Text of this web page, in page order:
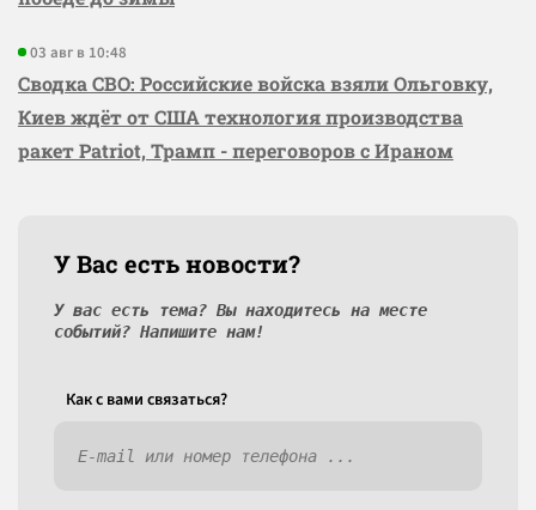
03 авг в 10:48
Сводка СВО: Российские войска взяли Ольговку,
Киев ждёт от США технология производства
ракет Patriot, Трамп - переговоров с Ираном
У Вас есть новости?
У вас есть тема? Вы находитесь на месте
событий? Напишите нам!
Как c вами связаться?